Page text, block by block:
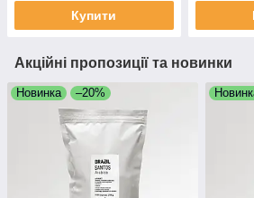
Купити
Акційні пропозиції та новинки
Новинка –20%